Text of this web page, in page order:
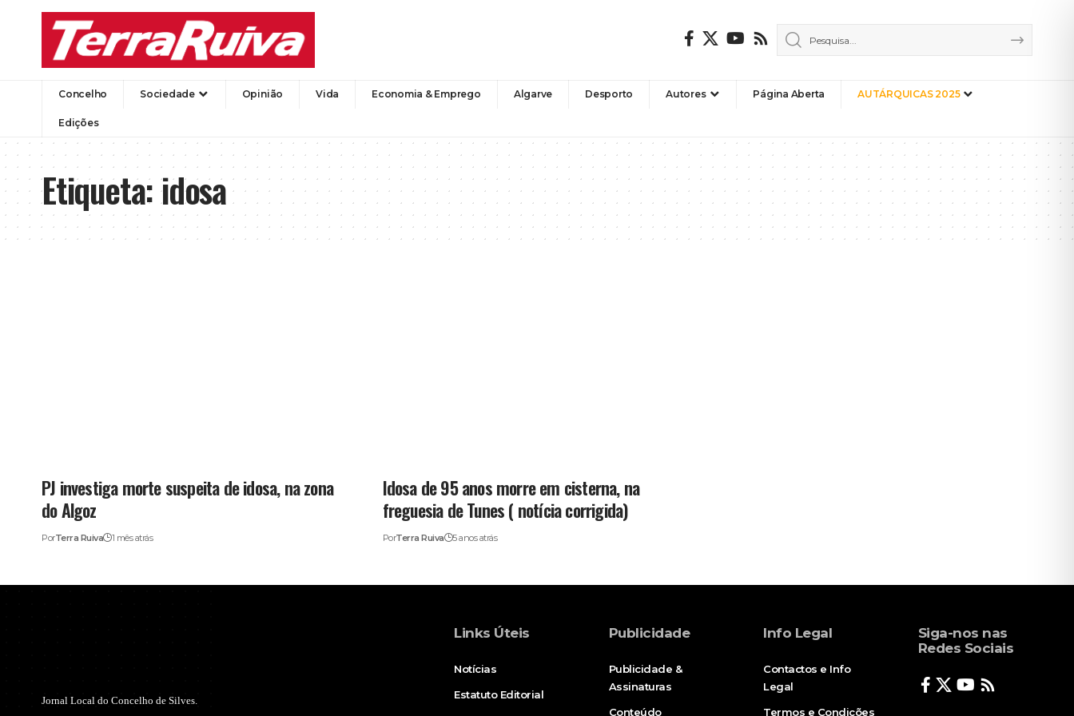
Concelho Sociedade Opinião Vida Economia & Emprego Algarve Desporto Autores Página Aberta AUTÁRQUICAS 2025
Edições
Etiqueta:idosa
PJ investiga morte suspeita de idosa, na zona
do Algoz
PorTerra Ruiva 1 mês atrás
Idosa de 95 anos morre em cisterna, na
freguesia de Tunes ( notícia corrigida)
PorTerra Ruiva 5 anos atrás
Jornal Local do Concelho de Silves.
Links Úteis
Notícias
Estatuto Editorial
Publicidade
Publicidade &
Assinaturas
Conteúdo
Info Legal
Contactos e Info
Legal
Termos e Condições
Siga-nos nas
Redes Sociais